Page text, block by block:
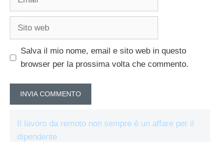
Sito
Salva il mio nome, email e sito web in questo
browser per la prossima volta che commento.
Il lavoro da remoto non sempre è un affare per il
dipendente